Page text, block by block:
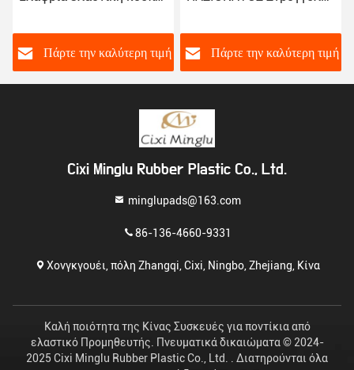
τιμή
Καφέ Μπουκάλι Μπάρ
Πάρτε την καλύτερη τιμή Πάρτε την
Cixi Minglu Rubber Plastic Co., Ltd.
minglupads@163.com
86-136-4660-9331
Χονγκγουέι, πόλη Zhangqi, Cixi, Ningbo, Zhejiang, Κίνα
Καλή ποιότητα της Κίνας Συσκευές για ποντίκια από
ελαστικό Προμηθευτής. Πνευματικά δικαιώματα © 2024-
2025 Cixi Minglu Rubber Plastic Co., Ltd. . Διατηρούνται όλα